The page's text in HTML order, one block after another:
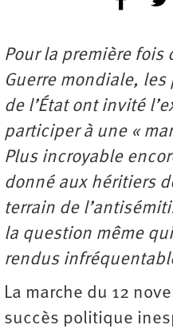
Pour la première fois
Guerre mondiale,
de l’État ont invité
participer à une «
Plus incroyable
donné aux héritiers
terrain de
la question même
rendus
La marche du 12
succès politique